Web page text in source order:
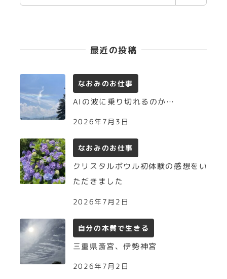
索
最近の投稿
なおみのお仕事
AIの波に乗り切れるのか…
2026年7月3日
なおみのお仕事
クリスタルボウル初体験の感想をい
ただきました
2026年7月2日
自分の本質で生きる
三重県斎宮、伊勢神宮
2026年7月2日